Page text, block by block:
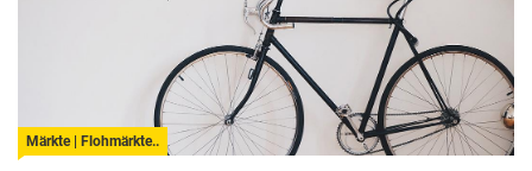
Märkte | Flohmärkte..